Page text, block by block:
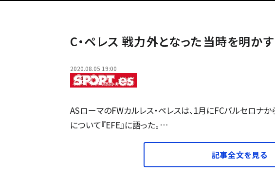
C・ペレス 戦力外となった当時を明かす
2020.08.05 19:00
ASローマのFWカルレス・ペレスは、1月にFCバルセロナ
について『EFE』に語った。…
記事全文を見る